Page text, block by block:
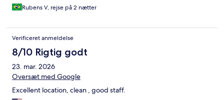
Rubens V, rejse på 2 nætter
Verificeret anmeldelse
8/10 Rigtig godt
23. mar. 2026
Oversæt med Google
Excellent location, clean , good staff.